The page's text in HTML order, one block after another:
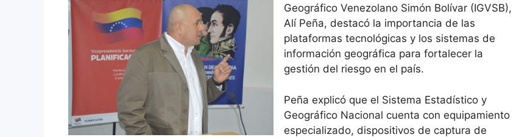
Geográfico Venezolano Simón Bolívar (IGVSB),
Alí Peña, destacó la importancia de las
plataformas tecnológicas y los sistemas de
información geográfica para fortalecer la
gestión del riesgo en el país.
Peña explicó que el Sistema Estadístico y
Geográfico Nacional cuenta con equipamiento
especializado, dispositivos de captura de